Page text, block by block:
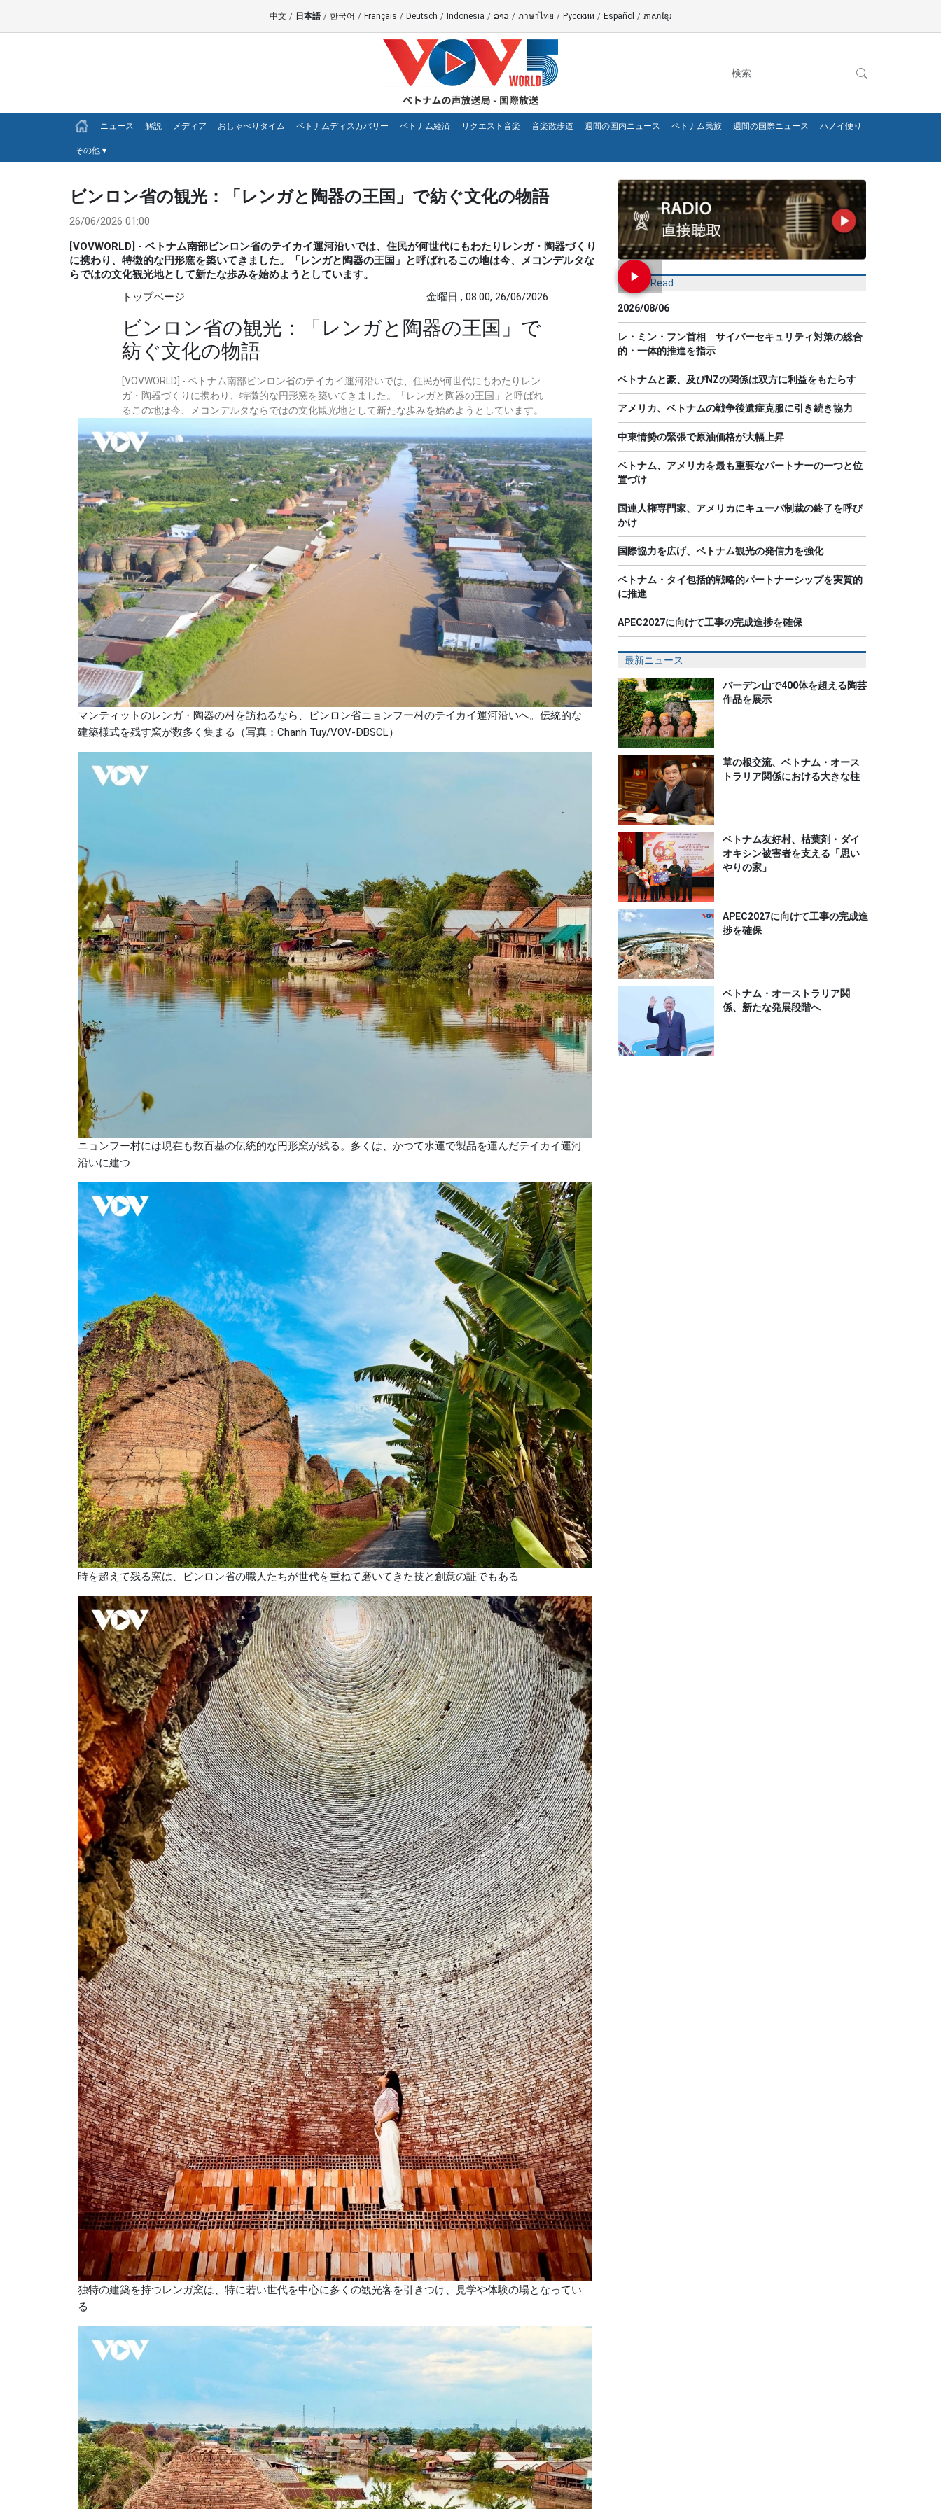
中文 / 日本語 / 한국어 / Français / Deutsch / Indonesia / ລາວ / ภาษาไทย / Русский / Español / ភាសាខ្មែរ
ニュース 解説 メディア おしゃべりタイム ベトナムディスカバリー ベトナム経済 リクエスト音楽 音楽散歩道 週間の国内ニュース ベトナム民族 週間の国際ニュース ハノイ便り
その他 ▾
ビンロン省の観光：「レンガと陶器の王国」で紡ぐ文化の物語
26/06/2026 01:00
[VOVWORLD] - ベトナム南部ビンロン省のテイカイ運河沿いでは、住民が何世代にもわたりレンガ・陶器づくり
に携わり、特徴的な円形窯を築いてきました。「レンガと陶器の王国」と呼ばれるこの地は今、メコンデルタな
らではの文化観光地として新たな歩みを始めようとしています。
トップページ
金曜日 , 08:00, 26/06/2026
ビンロン省の観光：「レンガと陶器の王国」で
紡ぐ文化の物語
[VOVWORLD] - ベトナム南部ビンロン省のテイカイ運河沿いでは、住民が何世代にもわたりレン
ガ・陶器づくりに携わり、特徴的な円形窯を築いてきました。「レンガと陶器の王国」と呼ばれ
るこの地は今、メコンデルタならではの文化観光地として新たな歩みを始めようとしています。
マンティットのレンガ・陶器の村を訪ねるなら、ビンロン省ニョンフー村のテイカイ運河沿いへ。伝統的な
建築様式を残す窯が数多く集まる（写真：Chanh Tuy/VOV-ĐBSCL）
ニョンフー村には現在も数百基の伝統的な円形窯が残る。多くは、かつて水運で製品を運んだテイカイ運河
沿いに建つ
時を超えて残る窯は、ビンロン省の職人たちが世代を重ねて磨いてきた技と創意の証でもある
独特の建築を持つレンガ窯は、特に若い世代を中心に多くの観光客を引きつけ、見学や体験の場となってい
る
Most Read
2026/08/06
レ・ミン・フン首相 サイバーセキュリティ対策の総合
的・一体的推進を指示
ベトナムと豪、及びNZの関係は双方に利益をもたらす
アメリカ、ベトナムの戦争後遺症克服に引き続き協力
中東情勢の緊張で原油価格が大幅上昇
ベトナム、アメリカを最も重要なパートナーの一つと位
置づけ
国連人権専門家、アメリカにキューバ制裁の終了を呼び
かけ
国際協力を広げ、ベトナム観光の発信力を強化
ベトナム・タイ包括的戦略的パートナーシップを実質的
に推進
APEC2027に向けて工事の完成進捗を確保
最新ニュース
バーデン山で400体を超える陶芸
作品を展示
草の根交流、ベトナム・オース
トラリア関係における大きな柱
ベトナム友好村、枯葉剤・ダイ
オキシン被害者を支える「思い
やりの家」
APEC2027に向けて工事の完成進
捗を確保
ベトナム・オーストラリア関
係、新たな発展段階へ